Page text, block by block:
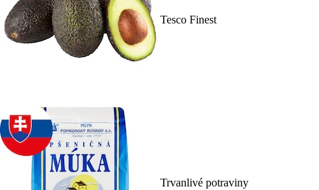
Tesco Finest
Trvanlivé potraviny